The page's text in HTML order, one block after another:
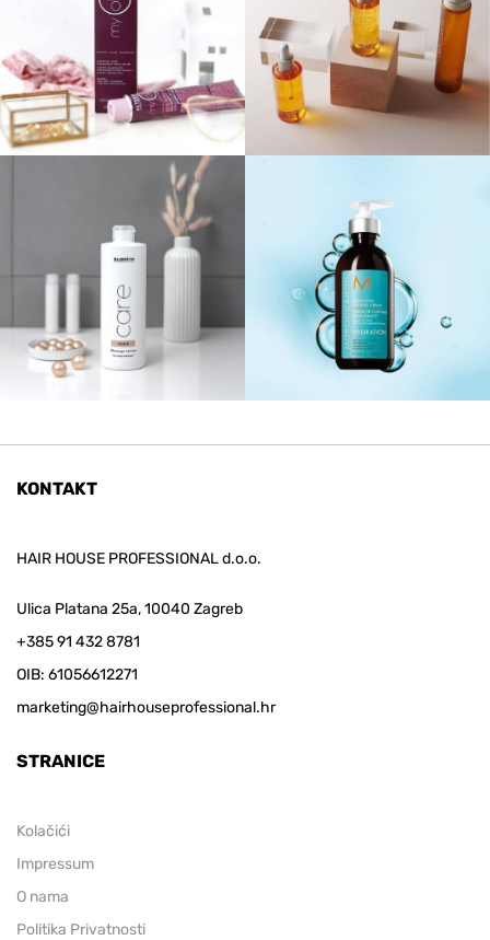
KONTAKT
HAIR HOUSE PROFESSIONAL d.o.o.
Ulica Platana 25a, 10040 Zagreb
+385 91 432 8781
OIB: 61056612271
marketing@hairhouseprofessional.hr
STRANICE
Kolačići
Impressum
O nama
Politika Privatnosti